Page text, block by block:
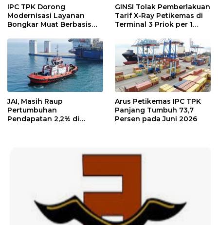
IPC TPK Dorong
Modernisasi Layanan
Bongkar Muat Berbasis
GINSI Tolak Pemberlakuan
Tarif X-Ray Petikemas di
Terminal 3 Priok per 1
JAI, Masih Raup
Pertumbuhan
Pendapatan 2,2% di
Arus Petikemas IPC TPK
Panjang Tumbuh 73,7
Persen pada Juni 2026